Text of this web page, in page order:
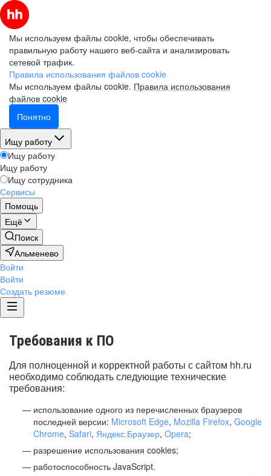
Мы используем файлы cookie, чтобы обеспечивать
правильную работу нашего веб-сайта и анализировать
сетевой трафик.
Правила использования файлов cookie
Мы используем файлы cookie. Правила использования
файлов cookie
Понятно
Ищу работу
Ищу работу
Ищу работу
Ищу сотрудника
Сервисы
Помощь
Ещё
Поиск
Альменево
Войти
Войти
Создать резюме
Требования к ПО
Для полноценной и корректной работы с сайтом hh.ru
необходимо соблюдать следующие технические
требования:
использование одного из перечисленных браузеров
последней версии: Microsoft Edge, Mozilla Firefox, Google
Chrome, Safari, Яндекс.Браузер, Opera;
разрешение использования cookies;
работоспособность JavaScript.